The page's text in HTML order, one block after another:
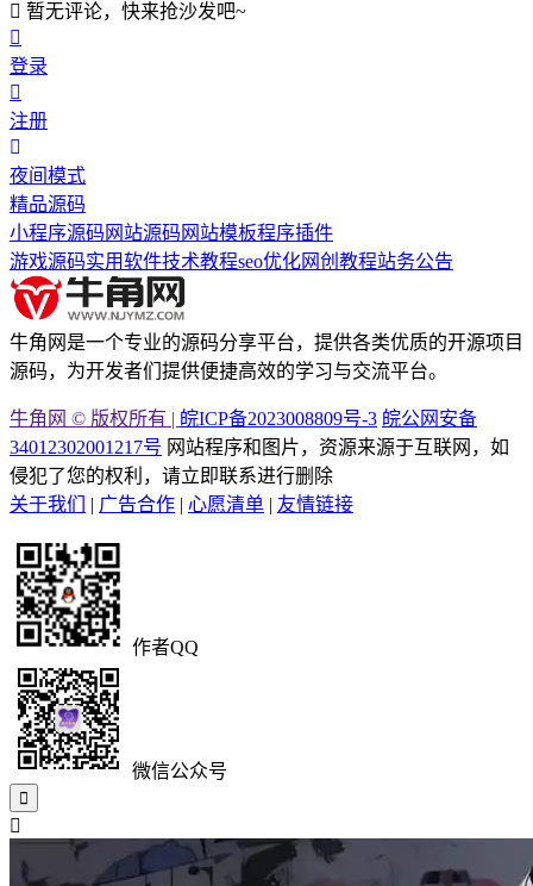
暂无评论，快来抢沙发吧~
登录
注册
夜间模式
精品源码
小程序源码 网站源码 网站模板程序插件
游戏源码实用软件技术教程seo优化网创教程站务公告
牛角网是一个专业的源码分享平台，提供各类优质的开源项目
源码，为开发者们提供便捷高效的学习与交流平台。
牛角网 © 版权所有 | 皖ICP备2023008809号-3 皖公网安备
34012302001217号 网站程序和图片，资源来源于互联网，如
侵犯了您的权利，请立即联系进行删除
关于我们
| 广告合作 | 心愿清单 | 友情链接
作者QQ
微信公众号